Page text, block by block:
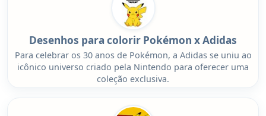
Desenhos para colorir Pokémon x Adidas
Para celebrar os 30 anos de Pokémon, a Adidas se uniu ao
icônico universo criado pela Nintendo para oferecer uma
coleção exclusiva.